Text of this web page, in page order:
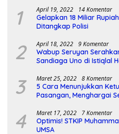
1 April 19, 2022 14 Komentar
Gelapkan 18 Miliar
Ditangkap Polisi
2 April 18, 2022 9 Komentar
Wabup Seruyan
Sandiaga Uno di Istiqlal
3 Maret 25, 2022 8 Komentar
5 Cara Menunjukkan
Pasangan, Menghargai
4 Maret 17, 2022 7 Komentar
Optimis! STKIP
UMSA